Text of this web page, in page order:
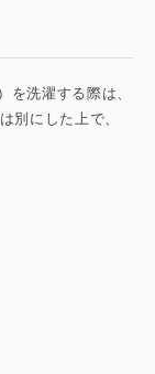
洗濯する際は、
別にした上で、